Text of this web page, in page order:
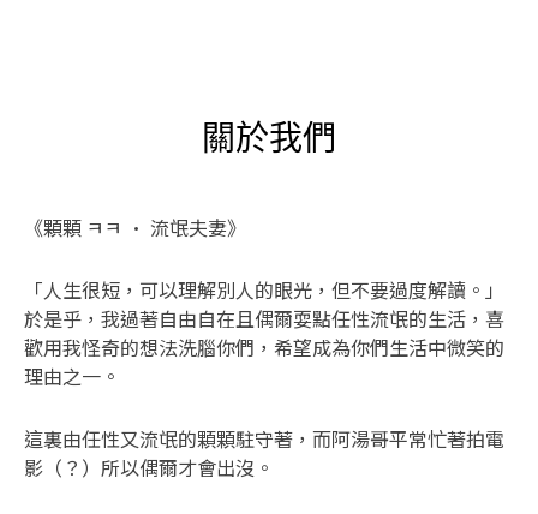
關於我們
《顆顆 ㅋㅋ • 流氓夫妻》
「人生很短，可以理解別人的眼光，但不要過度解讀。」
於是乎，我過著自由自在且偶爾耍點任性流氓的生活，喜
歡用我怪奇的想法洗腦你們，希望成為你們生活中微笑的
理由之一。
這裏由任性又流氓的顆顆駐守著，而阿湯哥平常忙著拍電
影（？）所以偶爾才會出沒。